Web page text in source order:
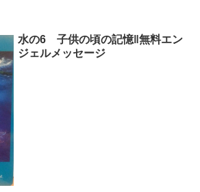
水の6 子供の頃の記憶‖無料エン
ジェルメッセージ